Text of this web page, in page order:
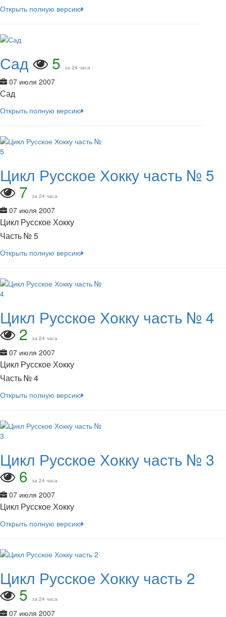
Открыть полную версию
Сад 5 за 24 часа
07 июля 2007
Сад
Открыть полную версию
Цикл Русское Хокку часть № 5
7 за 24 часа
07 июля 2007
Цикл Русское Хокку
Часть № 5
Открыть полную версию
Цикл Русское Хокку часть № 4
2 за 24 часа
07 июля 2007
Цикл Русское Хокку
Часть № 4
Открыть полную версию
Цикл Русское Хокку часть № 3
6 за 24 часа
07 июля 2007
Цикл Русское Хокку
Открыть полную версию
Цикл Русское Хокку часть 2
5 за 24 часа
07 июля 2007